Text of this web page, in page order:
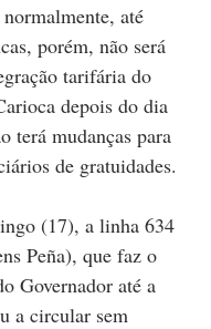
até
porém, não será
tarifária do
depois do dia
terá mudanças para
de gratuidades.
(17), a linha 634
Peña), que faz o
Governador até a
a circular sem